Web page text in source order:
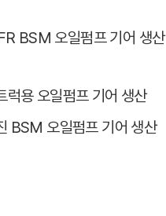
BSM 오일펌프 기어 생산
용 오일펌프 기어 생산
BSM 오일펌프 기어 생산